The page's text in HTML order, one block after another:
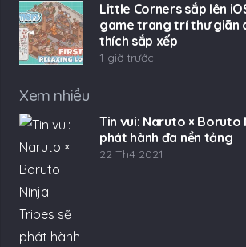
Little Corners sắp lên
game trang trí thư giãn
thích sắp xếp
1 giờ trước
Xem nhiều
Tin vui: Naruto × Boruto
phát hành đa nền tảng
22 Th4 2021